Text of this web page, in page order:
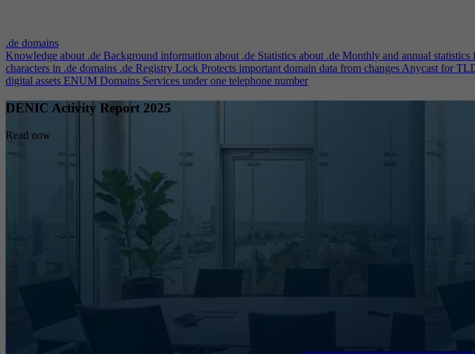
.de domains
Knowledge about .de Background information about .de Statistics about .de Monthly and annual statistics
characters in .de domains .de Registry Lock Protects important domain data from changesAnycast for
digital assets ENUM Domains Services under one telephone number
DENIC Activity Report 2025
Read now